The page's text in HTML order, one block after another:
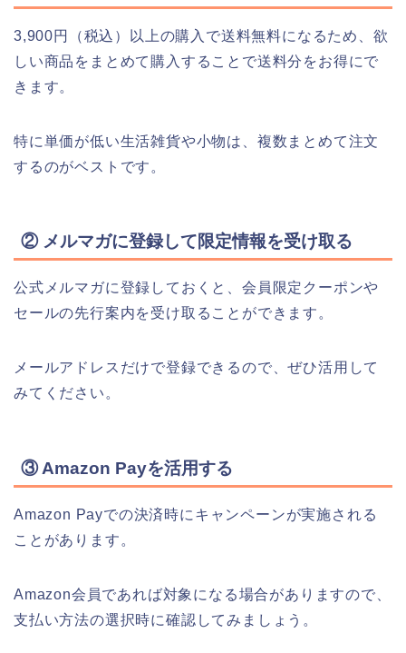
3,900円（税込）以上の購入で送料無料になるため、欲
しい商品をまとめて購入することで送料分をお得にで
きます。
特に単価が低い生活雑貨や小物は、複数まとめて注文
するのがベストです。
② メルマガに登録して限定情報を受け取る
公式メルマガに登録しておくと、会員限定クーポンや
セールの先行案内を受け取ることができます。
メールアドレスだけで登録できるので、ぜひ活用して
みてください。
③ Amazon Payを活用する
Amazon Payでの決済時にキャンペーンが実施される
ことがあります。
Amazon会員であれば対象になる場合がありますので、
支払い方法の選択時に確認してみましょう。